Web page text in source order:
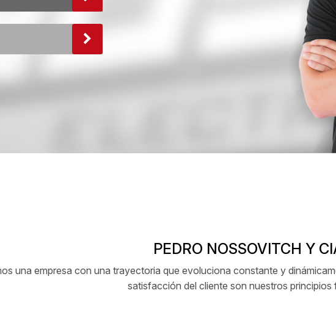
PEDRO NOSSOVITCH Y
una empresa con una trayectoria que evoluciona constante y
satisfacción del cliente son nuestros principios